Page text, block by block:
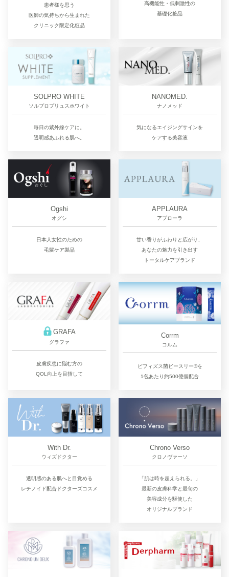
患者様を思う
医師の気持ちから生まれた
クリニック限定化粧品
高機能性・低刺激性の
基礎化粧品
SOLPRO WHITE
ソルプロプリュスホワイト
毎日の紫外線ケアに。
透明感あふれる肌へ。
NANOMED.
ナノメッド
気になるエイジングサインを
ケアする美容液
Ogshi
オグシ
日本人女性のための
毛髪ケア製品
APPLAURA
アプローラ
甘い香りがふわりと広がり、
あなたの魅力を引き出す
トータルケアブランド
GRAFA
グラファ
皮膚疾患に悩む方の
QOL向上を目指して
Corrm
コルム
ビフィズス菌ビースリー®を
1包あたり約500億個配合
With Dr.
ウィズドクター
透明感のある肌へと目覚める
レチノイド配合ドクターズコスメ
Chrono Verso
クロノヴァーソ
「肌は時を超えられる。」
最新の皮膚科学と最旬の
美容成分を駆使した
オリジナルブランド